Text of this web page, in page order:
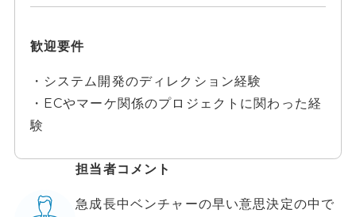
歓迎要件
・システム開発のディレクション経験
・ECやマーケ関係のプロジェクトに関わった経
験
担当者コメント
急成長中ベンチャーの早い意思決定の中で